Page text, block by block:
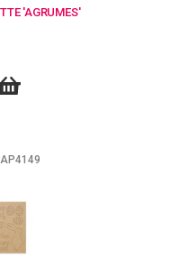
'AGRUMES'